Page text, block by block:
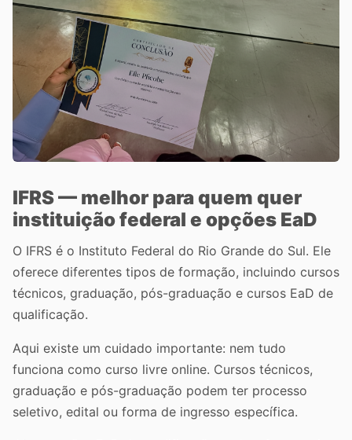
IFRS — melhor para quem quer
instituição federal e opções EaD
O IFRS é o Instituto Federal do Rio Grande do Sul. Ele
oferece diferentes tipos de formação, incluindo cursos
técnicos, graduação, pós-graduação e cursos EaD de
qualificação.
Aqui existe um cuidado importante: nem tudo
funciona como curso livre online. Cursos técnicos,
graduação e pós-graduação podem ter processo
seletivo, edital ou forma de ingresso específica.